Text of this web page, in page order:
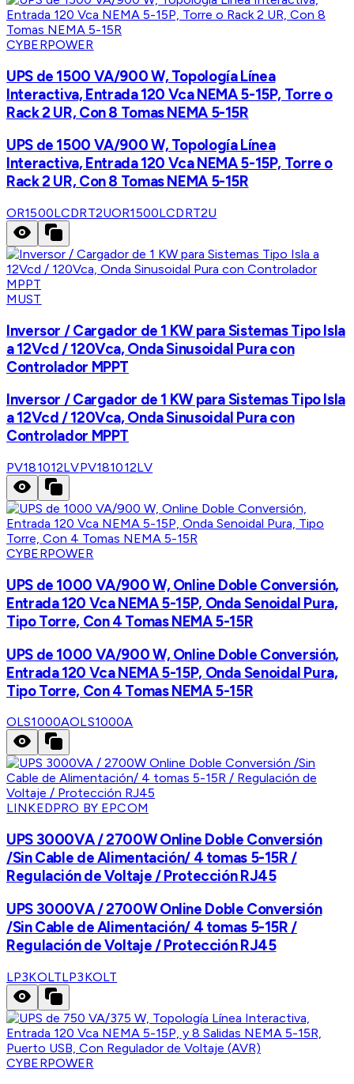
CYBERPOWER
UPS de 1500 VA/900 W, Topología Línea
Interactiva, Entrada 120 Vca NEMA 5-15P, Torre o
Rack 2 UR, Con 8 Tomas NEMA 5-15R
UPS de 1500 VA/900 W, Topología Línea
Interactiva, Entrada 120 Vca NEMA 5-15P, Torre o
Rack 2 UR, Con 8 Tomas NEMA 5-15R
OR1500LCDRT2UOR1500LCDRT2U
MUST
Inversor / Cargador de 1 KW para Sistemas Tipo Isla
a 12Vcd / 120Vca, Onda Sinusoidal Pura con
Controlador MPPT
Inversor / Cargador de 1 KW para Sistemas Tipo Isla
a 12Vcd / 120Vca, Onda Sinusoidal Pura con
Controlador MPPT
PV181012LVPV181012LV
CYBERPOWER
UPS de 1000 VA/900 W, Online Doble Conversión,
Entrada 120 Vca NEMA 5-15P, Onda Senoidal Pura,
Tipo Torre, Con 4 Tomas NEMA 5-15R
UPS de 1000 VA/900 W, Online Doble Conversión,
Entrada 120 Vca NEMA 5-15P, Onda Senoidal Pura,
Tipo Torre, Con 4 Tomas NEMA 5-15R
OLS1000AOLS1000A
LINKEDPRO BY EPCOM
UPS 3000VA / 2700W Online Doble Conversión
/Sin Cable de Alimentación/ 4 tomas 5-15R /
Regulación de Voltaje / Protección RJ45
UPS 3000VA / 2700W Online Doble Conversión
/Sin Cable de Alimentación/ 4 tomas 5-15R /
Regulación de Voltaje / Protección RJ45
LP3KOLTLP3KOLT
CYBERPOWER